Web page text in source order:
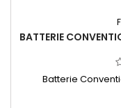
BATTERIE
Batterie